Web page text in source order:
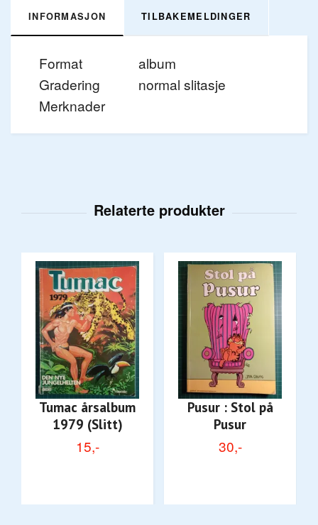
INFORMASJON TILBAKEMELDINGER
Format
album
Gradering
normal slitasje
Merknader
Tumac årsalbum
1979 (Slitt)
15,-
Pusur : Stol på
Pusur
30,-